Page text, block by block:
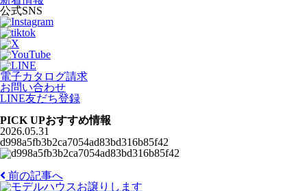
公式SNS
電子カタログ請求
お問い合わせ
LINE友だち登録
PICK UPおすすめ情報
2026.05.31
d998a5fb3b2ca7054ad83bd316b85f42
前の記事へ